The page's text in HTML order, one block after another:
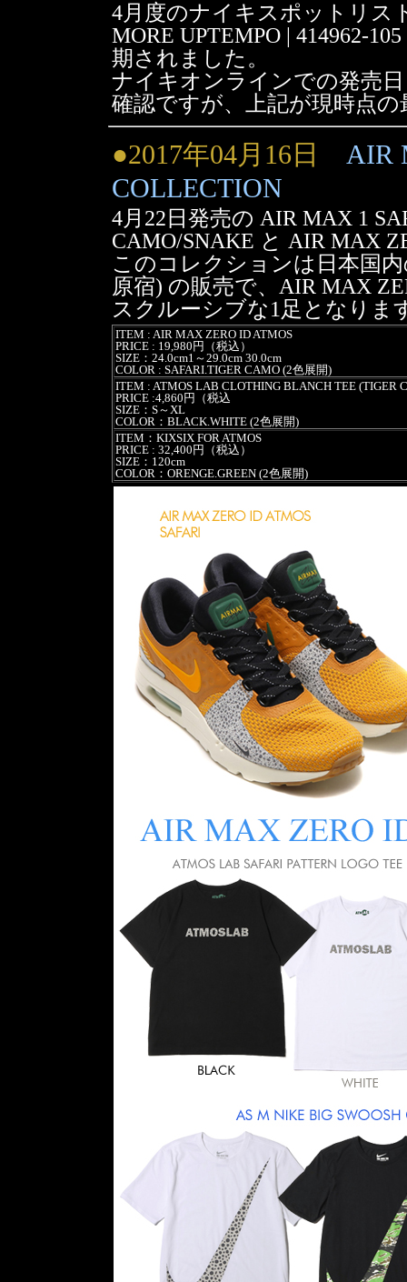
4月度のナイキスポットリス
MORE UPTEMPO | 414962-
期されました。
ナイキオンラインでの発売
確認ですが、上記が現時点
●2017年04月16日
AIR
COLLECTION
4月22日発売の AIR MAX 1
CAMO/SNAKE と AIR MAX
このコレクションは日本国
原宿) の販売で、AIR MAX
スクルーシブな1足となりま
ITEM : AIR MAX ZERO ID ATMOS
PRICE : 19,980円（税込）
SIZE：24.0cm1～29.0cm 30.0cm
COLOR : SAFARI.TIGER CAMO (2色展開)
ITEM : ATMOS LAB CLOTHING BLANCH TEE (TIGER
PRICE :4,860円（税込
SIZE：S～XL
COLOR：BLACK.WHITE (2色展開)
ITEM：KIXSIX FOR ATMOS
PRICE : 32,400円（税込）
SIZE：120cm
COLOR：ORENGE.GREEN (2色展開)